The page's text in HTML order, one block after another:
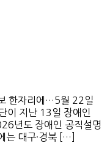
한자리에…5월 22일
이 지난 13일 장애인
년도 장애인 공직설명
는 대구·경북 […]